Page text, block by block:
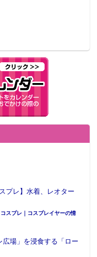
プレ】水着、レオター
コスプレ｜コスプレイヤーの情
広場」を浸食する「ロー